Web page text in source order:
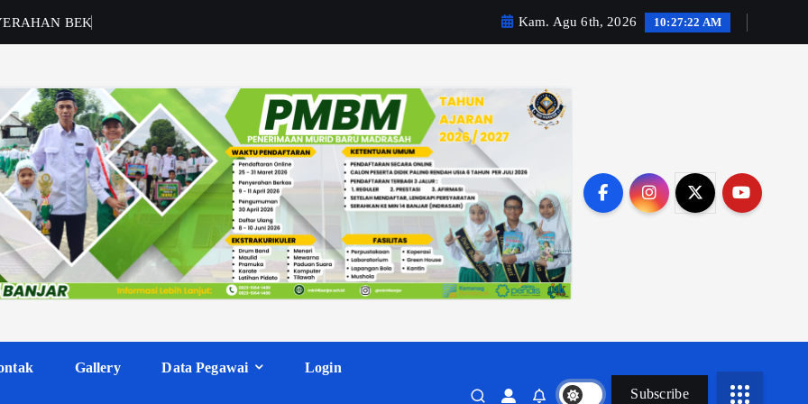
ERAHAN BEK Kam. Agu 6th, 2026 10:27:24 AM
Gallery Data Pegawai Login
Subscribe